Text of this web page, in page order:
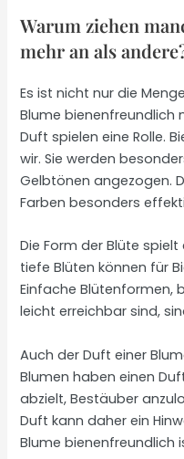
Warum ziehen
mehr an als
Es ist nicht nur die
Blume bienenfreundlich
Duft spielen eine Rolle.
wir. Sie werden
Gelbtönen angezogen.
Farben besonders
Die Form der Blüte
tiefe Blüten können für
Einfache Blütenformen,
leicht erreichbar sind,
Auch der Duft einer
Blumen haben einen
abzielt, Bestäuber
Duft kann daher ein
Blume bienenfreundlich